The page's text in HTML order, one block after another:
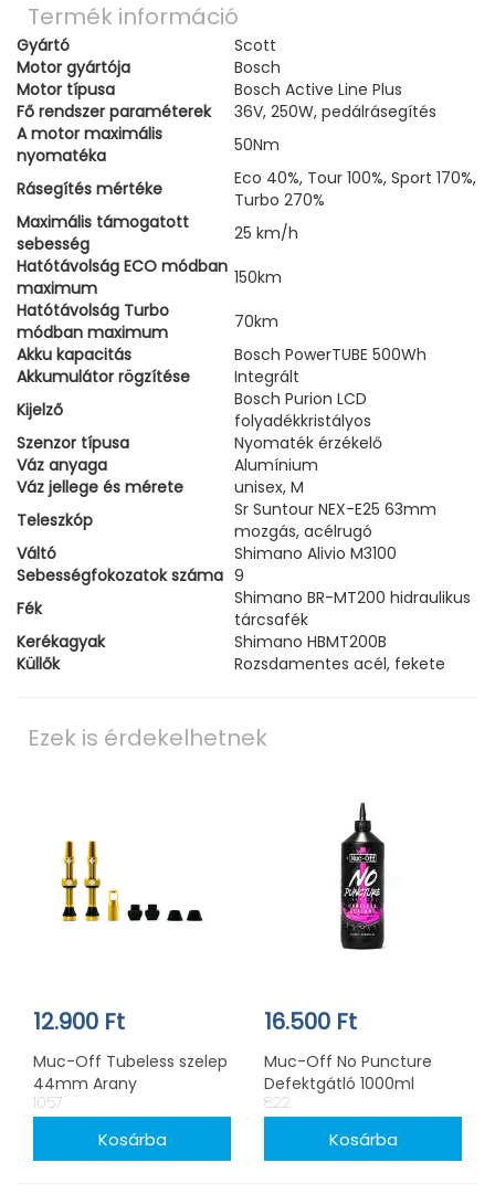
Termék információ
Gyártó
Scott
Motor gyártója
Bosch
Motor típusa
Bosch Active Line Plus
Fő rendszer paraméterek
36V, 250W, pedálrásegítés
A motor maximális
nyomatéka
50Nm
Rásegítés mértéke
Eco 40%, Tour 100%, Sport 170%,
Turbo 270%
Maximális támogatott
sebesség
25 km/h
Hatótávolság ECO módban
maximum
150km
Hatótávolság Turbo
módban maximum
70km
Akku kapacitás
Bosch PowerTUBE 500Wh
Akkumulátor rögzítése
Integrált
Kijelző
Bosch Purion LCD
folyadékkristályos
Szenzor típusa
Nyomaték érzékelő
Váz anyaga
Alumínium
Váz jellege és mérete
unisex, M
Teleszkóp
Sr Suntour NEX-E25 63mm
mozgás, acélrugó
Váltó
Shimano Alivio M3100
Sebességfokozatok száma 9
Fék
Shimano BR-MT200 hidraulikus
tárcsafék
Kerékagyak
Shimano HBMT200B
Küllők
Rozsdamentes acél, fekete
Ezek is érdekelhetnek
12.900 Ft
Muc-Off Tubeless szelep
44mm Arany
1057
16.500 Ft
Muc-Off No Puncture
Defektgátló 1000ml
822